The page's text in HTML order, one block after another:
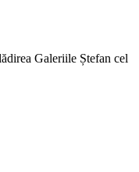
Galeriile Ștefan cel